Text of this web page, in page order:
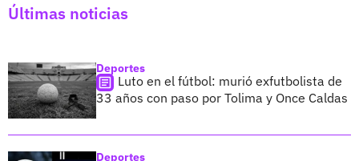
Últimas noticias
Deportes
Luto en el fútbol: murió exfutbolista de
33 años con paso por Tolima y Once Caldas
Deportes